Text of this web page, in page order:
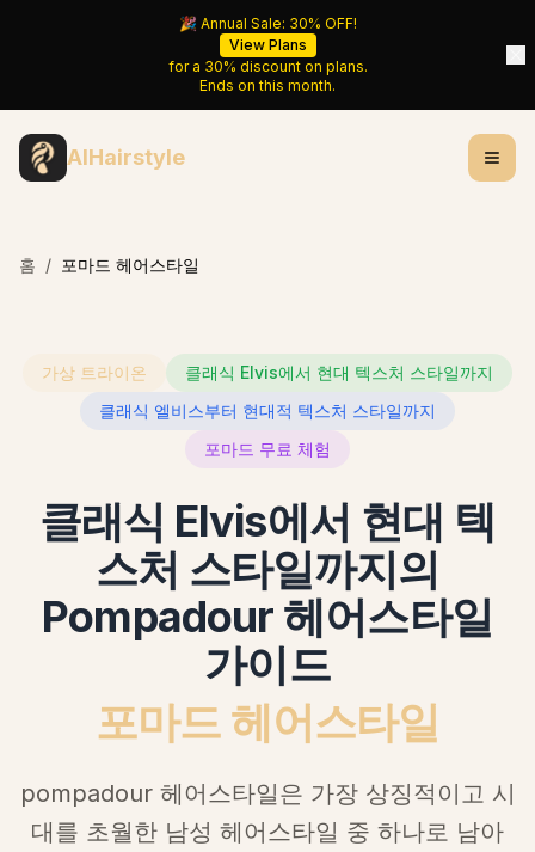
🎉 Annual Sale: 30% OFF!
View Plans
for a 30% discount on plans.
Ends onthis month.
AIHairstyle
홈 / 포마드 헤어스타일
가상 트라이온
클래식 Elvis에서 현대 텍스처 스타일까지
클래식 엘비스부터 현대적 텍스처 스타일까지
포마드 무료 체험
클래식 Elvis에서 현대 텍
스처 스타일까지의
Pompadour 헤어스타일
가이드
포마드 헤어스타일
pompadour 헤어스타일은 가장 상징적이고 시
대를 초월한 남성 헤어스타일 중 하나로 남아